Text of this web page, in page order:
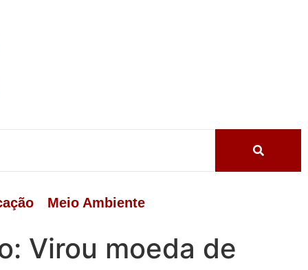
Meio Ambiente
Virou moeda de